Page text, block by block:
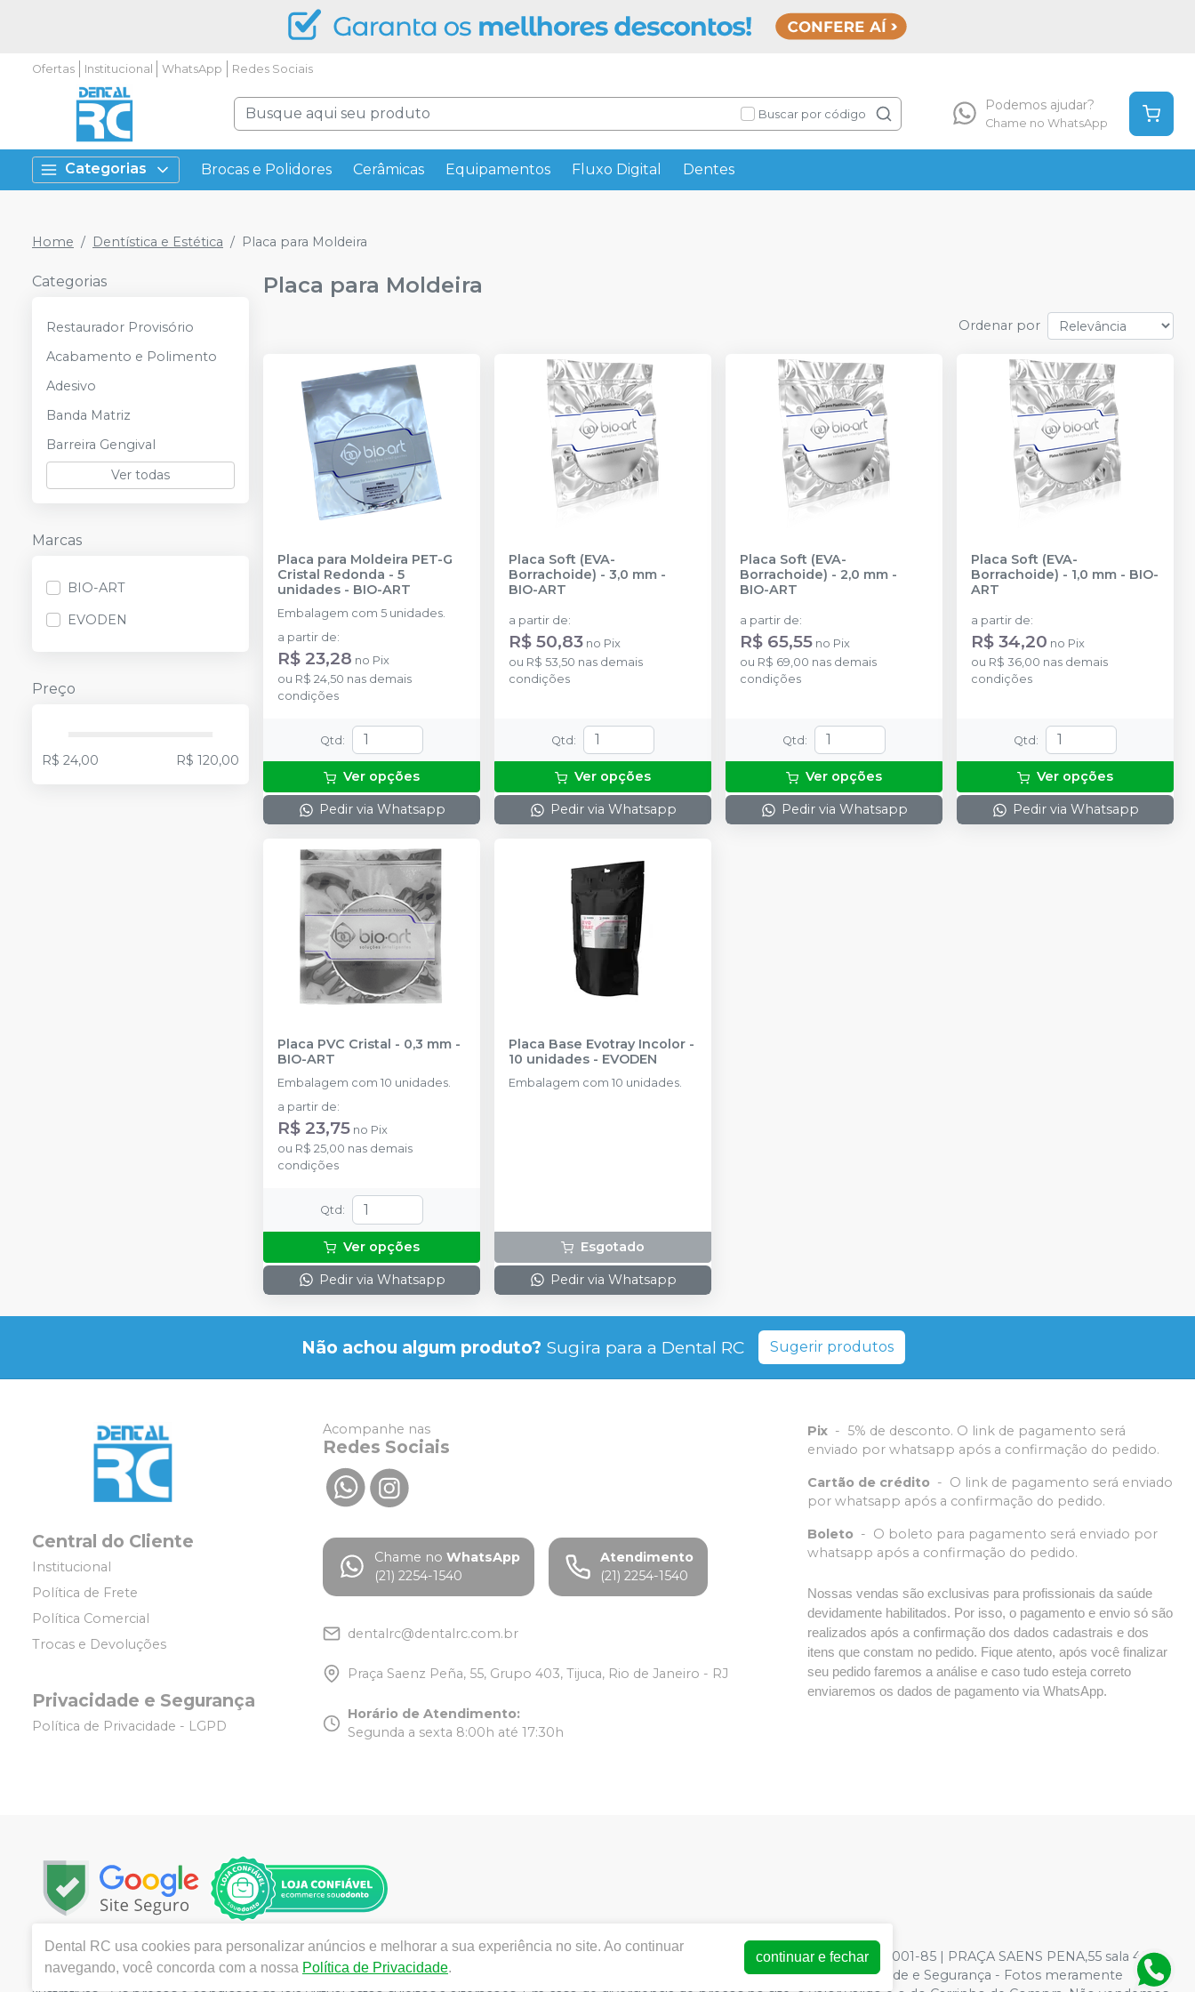
Ofertas Institucional WhatsApp Redes Sociais
Buscar por código
Podemos ajudar?
Chame no WhatsApp
Categorias Brocas e Polidores Cerâmicas Equipamentos Fluxo Digital Dentes
Home Dentística e Estética Placa para Moldeira
Categorias
Restaurador Provisório
Acabamento e Polimento
Adesivo
Banda Matriz
Barreira Gengival
Ver todas
Marcas
BIO-ART
EVODEN
Preço
R$ 24,00 R$ 120,00
Placa para Moldeira
Ordenar por
Placa para Moldeira PET-G
Cristal Redonda - 5
unidades - BIO-ART
Embalagem com 5 unidades.
a partir de:
R$ 23,28 no Pix
ou R$ 24,50 nas demais
condições
Qtd:
Ver opções
Pedir via Whatsapp
Placa Soft (EVA-
Borrachoide) - 3,0 mm -
BIO-ART
a partir de:
R$ 50,83 no Pix
ou R$ 53,50 nas demais
condições
Qtd:
Ver opções
Pedir via Whatsapp
Placa Soft (EVA-
Borrachoide) - 2,0 mm -
BIO-ART
a partir de:
R$ 65,55 no Pix
ou R$ 69,00 nas demais
condições
Qtd:
Ver opções
Pedir via Whatsapp
Placa Soft (EVA-
Borrachoide) - 1,0 mm - BIO-
ART
a partir de:
R$ 34,20 no Pix
ou R$ 36,00 nas demais
condições
Qtd:
Ver opções
Pedir via Whatsapp
Placa PVC Cristal - 0,3 mm -
BIO-ART
Embalagem com 10 unidades.
a partir de:
R$ 23,75 no Pix
ou R$ 25,00 nas demais
condições
Qtd :
Ver opções
Pedir via Whatsapp
Placa Base Evotray Incolor -
10 unidades - EVODEN
Embalagem com 10 unidades.
Esgotado
Pedir via Whatsapp
Não achou algum produto? Sugira para a Dental RC Sugerir produtos
Central do Cliente
Institucional
Política de Frete
Política Comercial
Trocas e Devoluções
Privacidade e Segurança
Política de Privacidade - LGPD
Acompanhe nas
Redes Sociais
Chame no WhatsApp
(21) 2254-1540
Atendimento
(21) 2254-1540
dentalrc@dentalrc.com.br
Praça Saenz Peña, 55, Grupo 403, Tijuca, Rio de Janeiro - RJ
Horário de Atendimento:
Segunda a sexta 8:00h até 17:30h
Pix - 5% de desconto. O link de pagamento será
enviado por whatsapp após a confirmação do pedido.
Cartão de crédito - O link de pagamento será enviado
por whatsapp após a confirmação do pedido.
Boleto - O boleto para pagamento será enviado por
whatsapp após a confirmação do pedido.
Nossas vendas são exclusivas para profissionais da saúde
devidamente habilitados. Por isso, o pagamento e envio só são
realizados após a confirmação dos dados cadastrais e dos
itens que constam no pedido. Fique atento, após você finalizar
seu pedido faremos a análise e caso tudo esteja correto
enviaremos os dados de pagamento via WhatsApp.
Copyright © 2025 | Todos os direitos reservados | www.dentalrc.com.br | RC MATERIAL ODONTOLOGICO LTDA | CNPJ: 73.966.590/0001-85 | PRAÇA SAENS PENA,55 sala 403 -
Tijuca - Rio de Janeiro - RJ | Responsável técnico: RAFAELLA MARQUES IGREJA DOS SANTOS CRO/RJ nº 55115 | Política de Privacidade e Segurança - Fotos meramente
Dental RC usa cookies para personalizar anúncios e melhorar a sua experiência no site. Ao continuar
navegando, você concorda com a nossa Política de Privacidade.
continuar e fechar